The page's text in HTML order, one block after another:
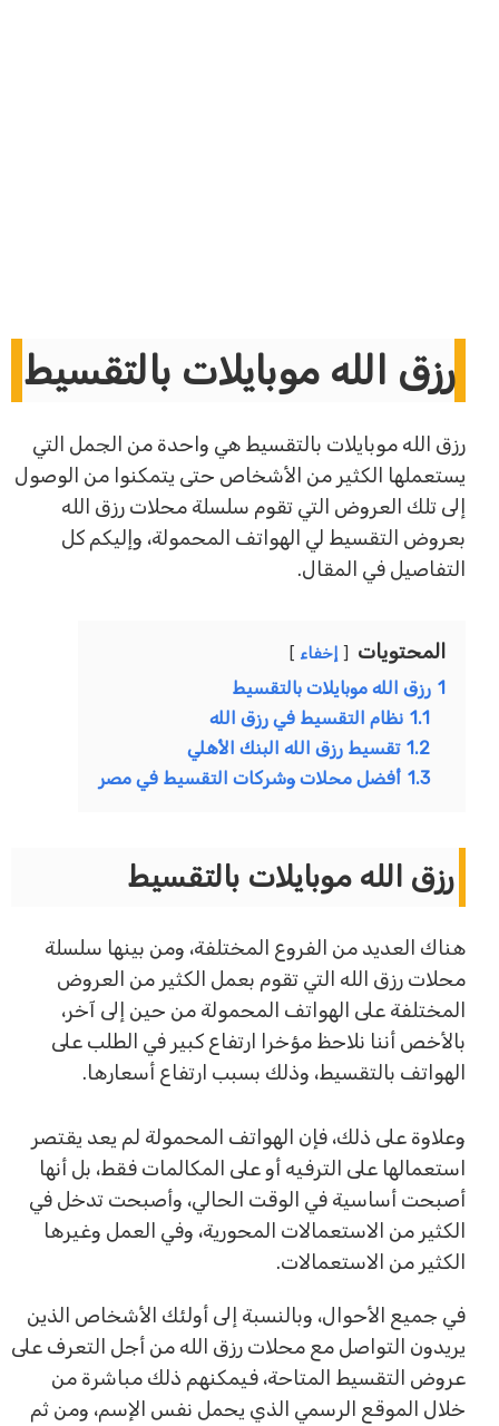
رزق الله موبايلات بالتقسيط
رزق الله موبايلات بالتقسيط هي واحدة من الجمل التي
يستعملها الكثير من الأشخاص حتى يتمكنوا من الوصول
إلى تلك العروض التي تقوم سلسلة محلات رزق الله
بعروض التقسيط لي الهواتف المحمولة، وإليكم كل
التفاصيل في المقال.
المحتويات إخفاء
رزق الله موبايلات بالتقسيط
نظام التقسيط في رزق الله
1.2 تقسيط رزق الله البنك الأهلي
1.3 أفضل محلات وشركات التقسيط في مصر
رزق الله موبايلات بالتقسيط
هناك العديد من الفروع المختلفة، ومن بينها سلسلة
محلات رزق الله التي تقوم بعمل الكثير من العروض
المختلفة على الهواتف المحمولة من حين إلى آخر،
بالأخص أننا نلاحظ مؤخرا ارتفاع كبير في الطلب على
الهواتف بالتقسيط، وذلك بسبب ارتفاع أسعارها.
وعلاوة على ذلك، فإن الهواتف المحمولة لم يعد يقتصر
استعمالها على الترفيه أو على المكالمات فقط، بل أنها
أصبحت أساسية في الوقت الحالي، وأصبحت تدخل في
الكثير من الاستعمالات المحورية، وفي العمل وغيرها
الكثير من الاستعمالات.
في جميع الأحوال، وبالنسبة إلى أولئك الأشخاص الذين
يريدون التواصل مع محلات رزق الله من أجل التعرف على
عروض التقسيط المتاحة، فيمكنهم ذلك مباشرة من
خلال الموقع الرسمي الذي يحمل نفس الإسم، ومن ثم